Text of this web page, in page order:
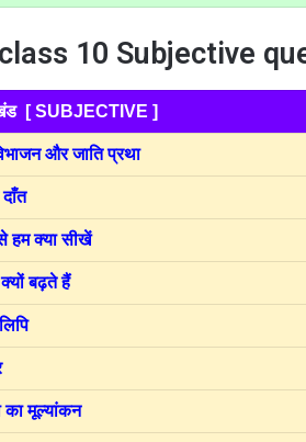
10 Subjective
[ SUBJECTIVE ]
और जाति प्रथा
हम क्या सीखें
बढ़ते हैं
का मूल्यांकन